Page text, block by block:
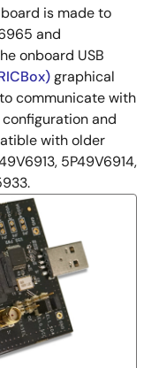
is made to
and
onboard USB
graphical
communicate with
and
with older
5P49V6914,